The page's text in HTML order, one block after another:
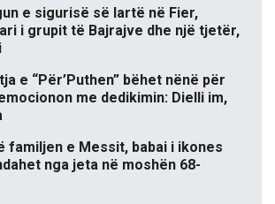
e sigurisë së lartë në Fier,
i grupit të Bajrajve dhe një tjetër,
e “Për’Puthen” bëhet nënë për
me dedikimin: Dielli im,
familjen e Messit, babai i ikones
nga jeta në moshën 68-